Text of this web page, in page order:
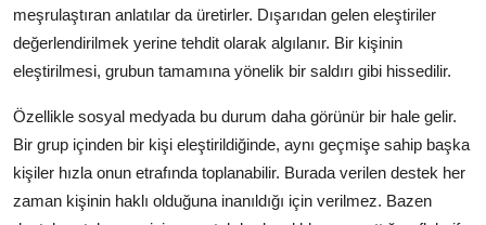
meşrulaştıran anlatılar da üretirler. Dışarıdan gelen eleştiriler
değerlendirilmek yerine tehdit olarak algılanır. Bir kişinin
eleştirilmesi, grubun tamamına yönelik bir saldırı gibi hissedilir.
Özellikle sosyal medyada bu durum daha görünür bir hale gelir.
Bir grup içinden bir kişi eleştirildiğinde, aynı geçmişe sahip başka
kişiler hızla onun etrafında toplanabilir. Burada verilen destek her
zaman kişinin haklı olduğuna inanıldığı için verilmez. Bazen